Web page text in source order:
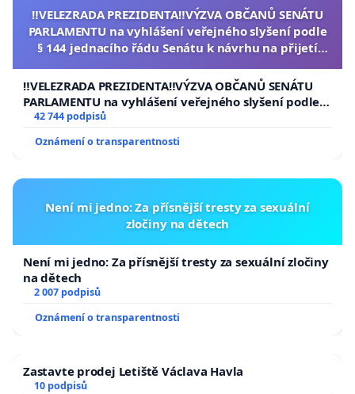
‼️VELEZRADA PREZIDENTA‼️VÝZVA OBČANŮ SENÁTU
PARLAMENTU na vyhlášení veřejného slyšení podle
§ 144 jednacího řádu Senátu k návrhu na přijetí
republiky
‼️VELEZRADA PREZIDENTA‼️VÝZVA OBČANŮ SENÁTU
PARLAMENTU na vyhlášení veřejného slyšení podle §
144 jednacího řádu Senátu k návrhu na přijetí
usnesení k podání ústavní žaloby na prezidenta
republiky
42 744 podpisů
Oznámení o transparentnosti
Není mi jedno: Za přísnější tresty za sexuální
zločiny na dětech
Není mi jedno: Za přísnější tresty za sexuální zločiny
na dětech
2 007 podpisů
Oznámení o transparentnosti
Zastavte prodej Letiště Václava Havla
10 podpisů